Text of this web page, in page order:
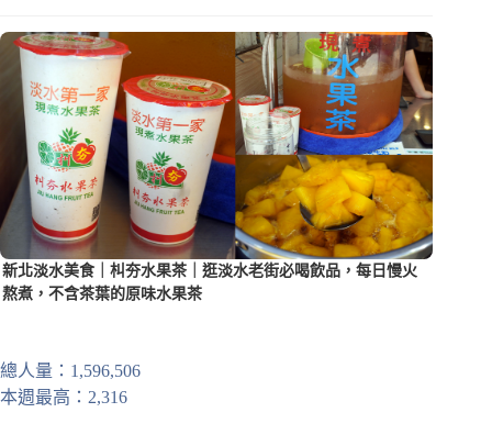
新北淡水美食｜朻夯水果茶｜逛淡水老街必喝飲品，每日慢火
熬煮，不含茶葉的原味水果茶
總人量：1,596,506
本週最高：2,316